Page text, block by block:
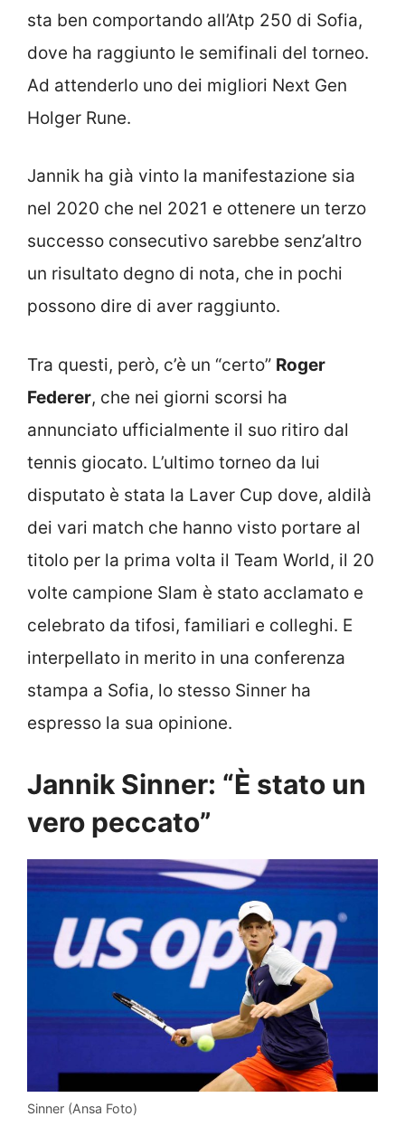
sta ben comportando all’Atp 250 di Sofia,
dove ha raggiunto le semifinali del torneo.
Ad attenderlo uno dei migliori Next Gen
Holger Rune.
Jannik ha già vinto la manifestazione sia
nel 2020 che nel 2021 e ottenere un terzo
successo consecutivo sarebbe senz’altro
un risultato degno di nota, che in pochi
possono dire di aver raggiunto.
Tra questi, però, c’è un “certo” Roger
Federer, che nei giorni scorsi ha
annunciato ufficialmente il suo ritiro dal
tennis giocato. L’ultimo torneo da lui
disputato è stata la Laver Cup dove, aldilà
dei vari match che hanno visto portare al
titolo per la prima volta il Team World, il 20
volte campione Slam è stato acclamato e
celebrato da tifosi, familiari e colleghi. E
interpellato in merito in una conferenza
stampa a Sofia, lo stesso Sinner ha
espresso la sua opinione.
Jannik Sinner: “È stato un
vero peccato”
Sinner (Ansa Foto)